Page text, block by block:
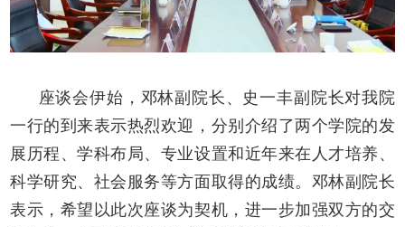
座谈会伊始，邓林副院长、史一丰副院长对我院
一行的到来表示热烈欢迎，分别介绍了两个学院的发
展历程、学科布局、专业设置和近年来在人才培养、
科学研究、社会服务等方面取得的成绩。邓林副院长
表示，希望以此次座谈为契机，进一步加强双方的交